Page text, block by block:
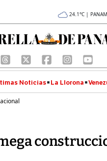
24.1°C |
Noticias La Llorona